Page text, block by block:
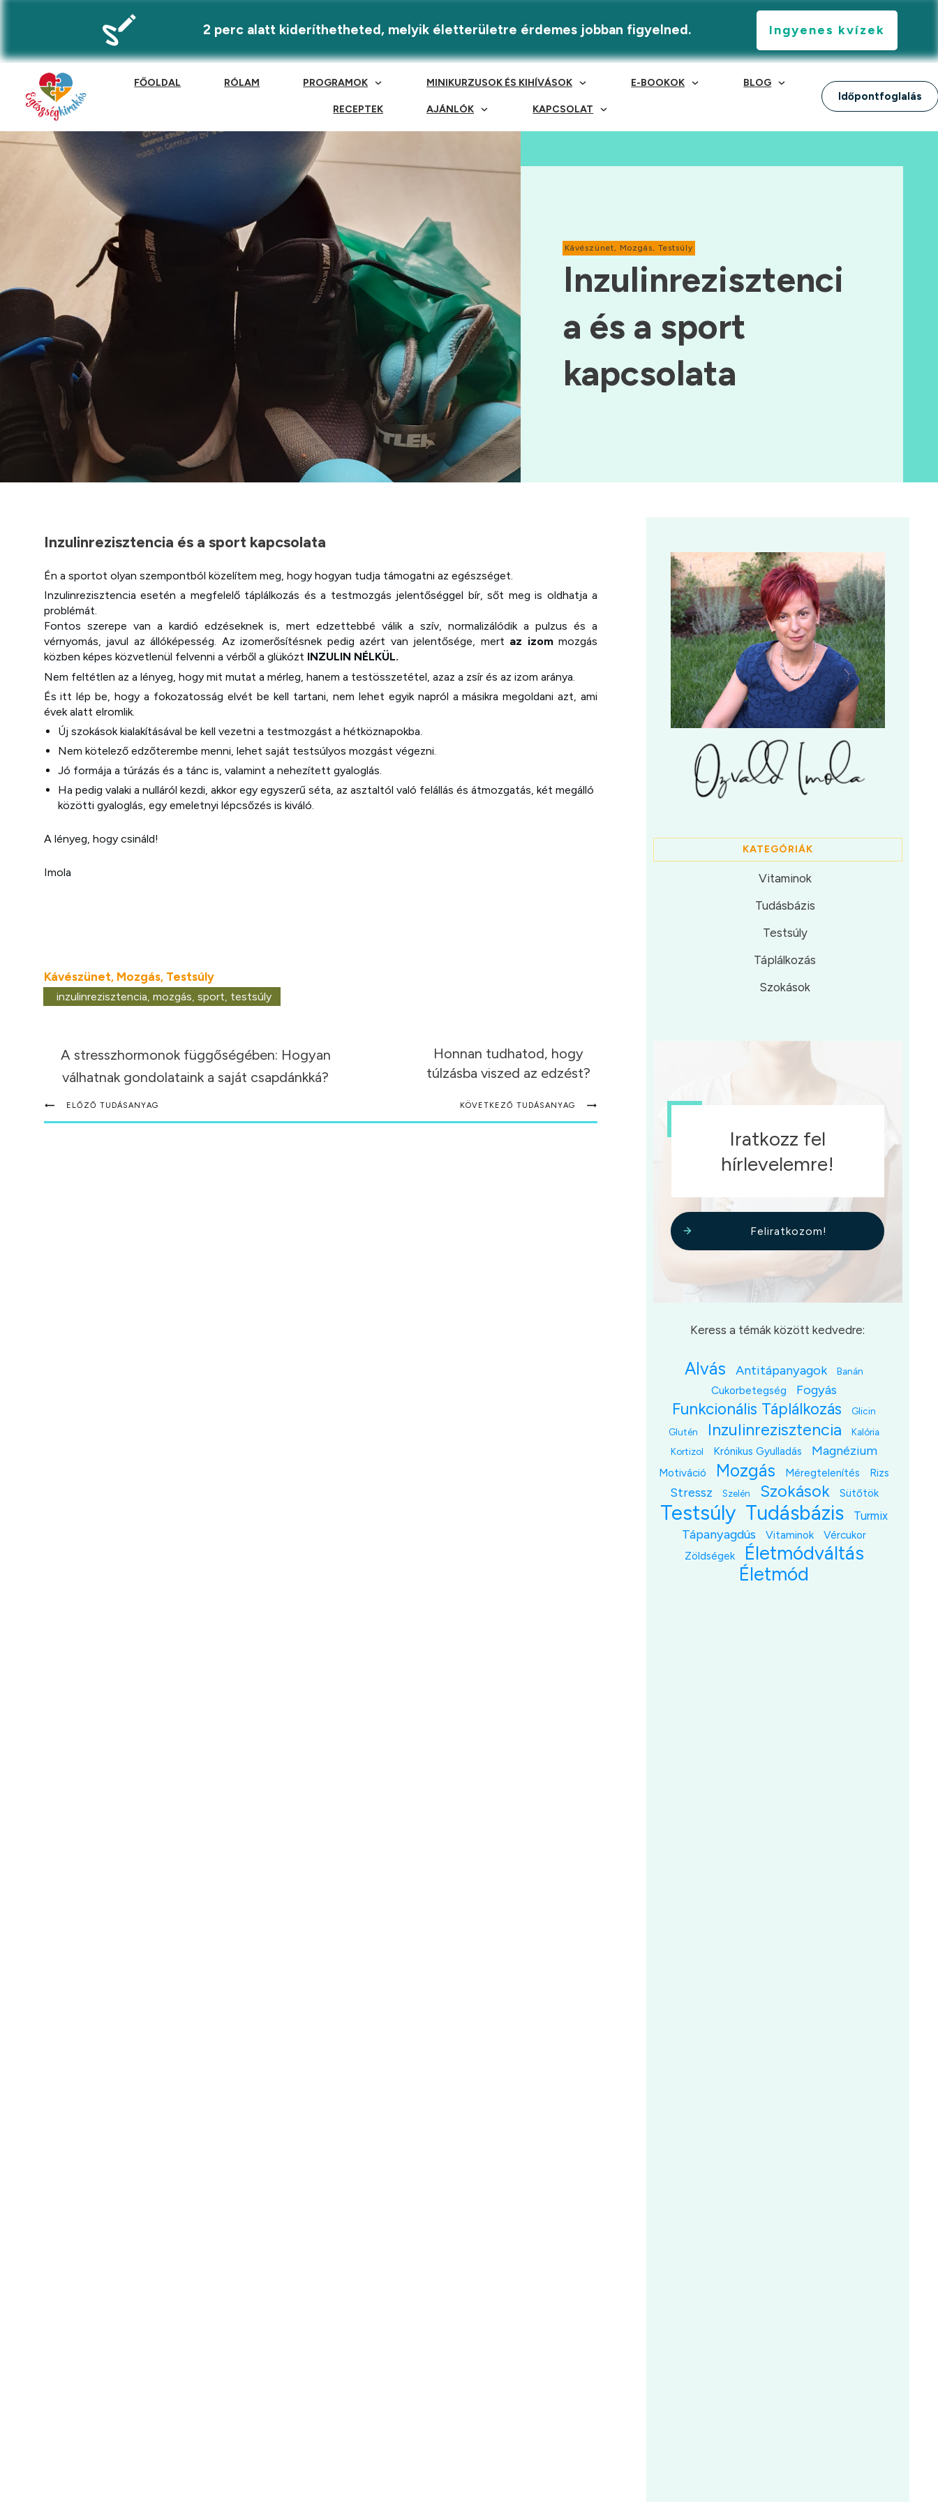
FŐOLDAL RÓLAM PROGRAMOK MINIKURZUSOK ÉS KIHÍVÁSOK E-BOOKOK BLOG
RECEPTEK AJÁNLÓK KAPCSOLAT
Időpontfoglalás
2 perc alatt kideríthetheted, melyik életterületre érdemes jobban figyelned. Ingyenes kvízek
Kávészünet, Mozgás,Testsúly
Inzulinrezisztenci
a és a sport
kapcsolata
Inzulinrezisztencia és a sport kapcsolata
Én a sportot olyan szempontból közelítem meg, hogy hogyan tudja támogatni az egészséget.
Inzulinrezisztencia esetén a megfelelő táplálkozás és a testmozgás jelentőséggel bír, sőt meg is oldhatja a
problémát.
Fontos szerepe van a kardió edzéseknek is, mert edzettebbé válik a szív, normalizálódik a pulzus és a
vérnyomás, javul az állóképesség. Az izomerősítésnek pedig azért van jelentősége, mert az izommozgás
közben képes közvetlenül felvenni a vérből a glükózt INZULIN NÉLKÜL.
Nem feltétlen az a lényeg, hogy mit mutat a mérleg, hanem a testösszetétel, azaz a zsír és az izom aránya.
És itt lép be, hogy a fokozatosság elvét be kell tartani, nem lehet egyik napról a másikra megoldani azt, ami
évek alatt elromlik.
Új szokások kialakításával be kell vezetni a testmozgást a hétköznapokba.
Nem kötelező edzőterembe menni, lehet saját testsúlyos mozgást végezni.
Jó formája a túrázás és a tánc is, valamint a nehezített gyaloglás.
Ha pedig valaki a nulláról kezdi, akkor egy egyszerű séta, az asztaltól való felállás és átmozgatás, két megálló
közötti gyaloglás, egy emeletnyi lépcsőzés is kiváló.
A lényeg, hogy csináld!
Imola
Kávészünet, Mozgás, Testsúly
inzulinrezisztencia, mozgás, sport, testsúly
A stresszhormonok függőségében: Hogyan
válhatnak gondolataink a saját csapdánkká?
Honnan tudhatod, hogy
túlzásba viszed az edzést?
ELŐZŐ TUDÁSANYAG KÖVETKEZŐ TUDÁSANYAG
KATEGÓRIÁK
Vitaminok
Tudásbázis
Testsúly
Táplálkozás
Szokások
Iratkozz fel
hírlevelemre!
Feliratkozom!
Keress a témák között kedvedre:
Alvás Antitápanyagok Banán
Cukorbetegség Fogyás
Funkcionális Táplálkozás
Glicin
Glutén
Inzulinrezisztencia
Kalória
Kortizol
Krónikus Gyulladás Magnézium
Motiváció Mozgás Méregtelenítés Rizs
Stressz Szelén Szokások Sütőtök
Testsúly Tudásbázis Turmix
Tápanyagdús Vitaminok
Vércukor
Zöldségek
Életmódváltás
Életmód